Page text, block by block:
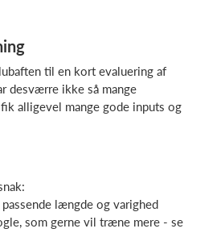
til en kort evaluering af
desværre ikke så mange
alligevel mange gode inputs og
længde og varighed
som gerne vil træne mere - se